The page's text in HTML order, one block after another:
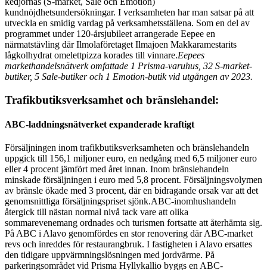
kundnöjdhetsundersökningar. I verksamheten har man satsar på att
utveckla en smidig vardag på verksamhetsställena. Som en del av
programmet under 120-årsjubileet arrangerade Eepee en
närmatstävling där Ilmolaföretaget Ilmajoen Makkaramestarits
lågkolhydrat omelettpizza korades till vinnare.Eepees
markethandelsnätverk omfattade 1 Prisma-varuhus, 32 S-market-
butiker, 5 Sale-butiker och 1 Emotion-butik vid utgången av 2023.
Trafikbutiksverksamhet och bränslehandel:
ABC-laddningsnätverket expanderade kraftigt
Försäljningen inom trafikbutiksverksamheten och bränslehandeln
uppgick till 156,1 miljoner euro, en nedgång med 6,5 miljoner euro
eller 4 procent jämfört med året innan. Inom bränslehandeln
minskade försäljningen i euro med 5,8 procent. Försäljningsvolymen
av bränsle ökade med 3 procent, där en bidragande orsak var att det
genomsnittliga försäljningspriset sjönk.ABC-inomhushandeln
återgick till nästan normal nivå tack vare att olika
sommarevenemang ordnades och turismen fortsatte att återhämta sig.
På ABC i Alavo genomfördes en stor renovering där ABC-market
revs och inreddes för restaurangbruk. I fastigheten i Alavo ersattes
den tidigare uppvärmningslösningen med jordvärme. På
parkeringsområdet vid Prisma Hyllykallio byggs en ABC-